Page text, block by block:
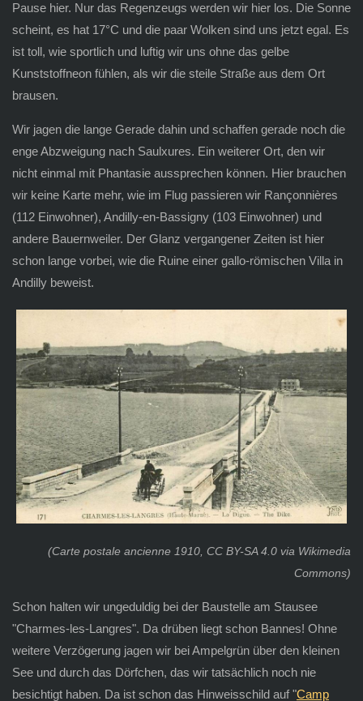
Pause hier. Nur das Regenzeugs werden wir hier los. Die Sonne
scheint, es hat 17°C und die paar Wolken sind uns jetzt egal. Es
ist toll, wie sportlich und luftig wir uns ohne das gelbe
Kunststoffneon fühlen, als wir die steile Straße aus dem Ort
brausen.
Wir jagen die lange Gerade dahin und schaffen gerade noch die
enge Abzweigung nach Saulxures. Ein weiterer Ort, den wir
nicht einmal mit Phantasie aussprechen können. Hier brauchen
wir keine Karte mehr, wie im Flug passieren wir Rançonnières
(112 Einwohner), Andilly-en-Bassigny (103 Einwohner) und
andere Bauernweiler. Der Glanz vergangener Zeiten ist hier
schon lange vorbei, wie die Ruine einer gallo-römischen Villa in
Andilly beweist.
(Carte postale ancienne 1910, CC BY-SA 4.0 via Wikimedia
Commons)
Schon halten wir ungeduldig bei der Baustelle am Stausee
"Charmes-les-Langres". Da drüben liegt schon Bannes! Ohne
weitere Verzögerung jagen wir bei Ampelgrün über den kleinen
See und durch das Dörfchen, das wir tatsächlich noch nie
besichtigt haben. Da ist schon das Hinweisschild auf "Camp